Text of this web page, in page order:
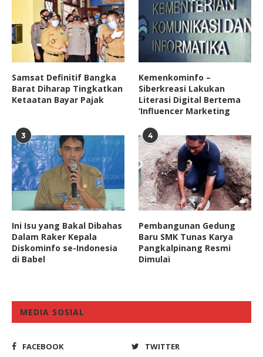
Samsat Definitif Bangka
Barat Diharap Tingkatkan
Ketaatan Bayar Pajak
Kemenkominfo –
Siberkreasi Lakukan
Literasi Digital Bertema
‘Influencer Marketing
3
Ini Isu yang Bakal Dibahas
Dalam Raker Kepala
Diskominfo se-Indonesia
di Babel
4
Pembangunan Gedung
Baru SMK Tunas Karya
Pangkalpinang Resmi
Dimulai
MEDIA SOSIAL
FACEBOOK
TWITTER